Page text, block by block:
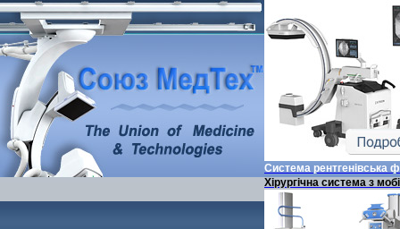
Система рентгенівська
Хірургічна система з